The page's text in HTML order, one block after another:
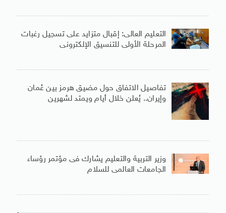
التعليم العالى: إقبال متزايد على تسجيل رغبات
المرحلة الأولى للتنسيق الإلكترونى
تفاصيل الاتفاق حول مضيق هرمز بين عُمان
وإيران.. يُعلن خلال أيام ويمتد لشهرين
وزير التربية والتعليم يشارك فى مؤتمر رؤساء
الجامعات العالمى للسلام